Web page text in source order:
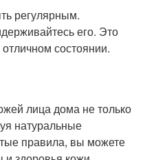
регулярным.
его. Это
состоянии.
лица дома не только
натуральные
правила, вы можете